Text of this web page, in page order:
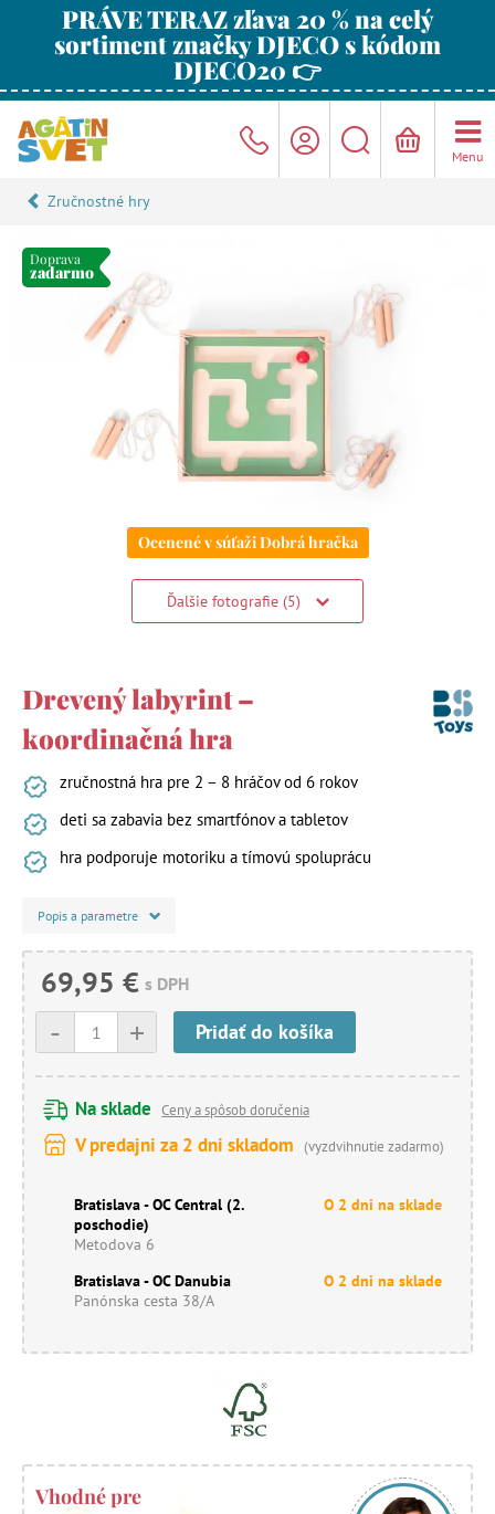
PRÁVE TERAZ zľava 20 % na celý
sortiment značky DJECO s kódom
DJECO20 👉
Menu
Zručnostné hry
Doprava
zadarmo
Ocenené v súťaži Dobrá hračka
Ďalšie fotografie (5)
Drevený labyrint –
koordinačná hra
zručnostná hra pre 2 – 8 hráčov od 6 rokov
deti sa zabavia bez smartfónov a tabletov
hra podporuje motoriku a tímovú spoluprácu
Popis a parametre
69,95 € s DPH
+
- Pridať do košíka
Na sklade Ceny a spôsob doručenia
V predajni za 2 dni skladom (vyzdvihnutie zadarmo)
Bratislava - OC Central (2.
poschodie)
Metodova 6
O 2 dni na sklade
Bratislava - OC Danubia
Panónska cesta 38/A
O 2 dni na sklade
Vhodné pre